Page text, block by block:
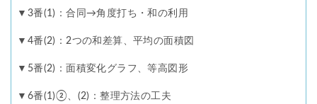
▼3番(1)：合同→角度打ち・和の利用
▼4番(2)：2つの和差算、平均の面積図
▼5番(2)：面積変化グラフ、等高図形
▼6番(1)②、(2)：整理方法の工夫
サピックスオープン 土曜特訓
四谷大塚志望校判定テスト 新学年(1月〜2月)
前期(3月〜7月) 夏期(7〜8月)